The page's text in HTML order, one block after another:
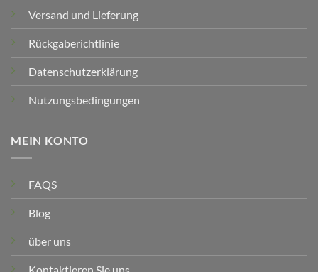
Versand und Lieferung
Rückgaberichtlinie
Datenschutzerklärung
Nutzungsbedingungen
MEIN KONTO
FAQS
Blog
über uns
Kontaktieren Sie uns